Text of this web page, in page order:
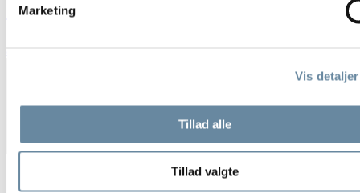
Marketing
Vis detaljer
Tillad alle
Tillad valgte
MØD VORES JUDY/
Skovfamilien